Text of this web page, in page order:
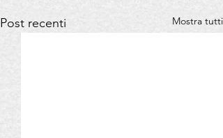
Post recenti Mostra tutti